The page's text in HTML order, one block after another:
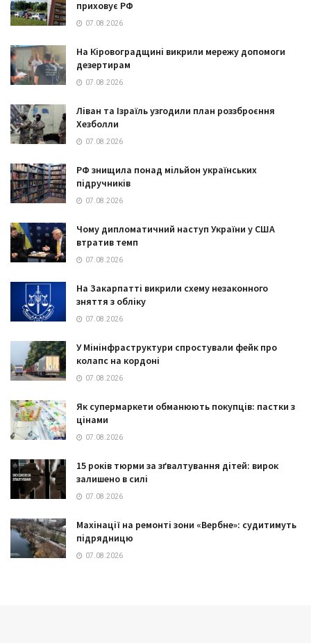
приховує РФ
07.08.2026
На Кіровоградщині викрили мережу допомоги
дезертирам
07.08.2026
Ліван та Ізраїль узгодили план роззброєння
Хезболли
07.08.2026
РФ знищила понад мільйон українських
підручників
07.08.2026
Чому дипломатичний наступ України у США
втратив темп
07.08.2026
На Закарпатті викрили схему незаконного
зняття з обліку
07.08.2026
У Мінінфраструктури спростували фейк про
колапс на кордоні
07.08.2026
Як супермаркети обманюють покупців: пастки з
цінами
07.08.2026
15 років тюрми за зґвалтування дітей: вирок
залишено в силі
07.08.2026
Махінації на ремонті зони «Вербне»: судитимуть
підрядницю
07.08.2026